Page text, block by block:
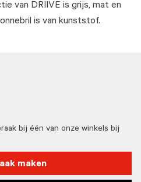
van DRIIVE is grijs, mat en
is van kunststof.
bij één van onze winkels bij
maken